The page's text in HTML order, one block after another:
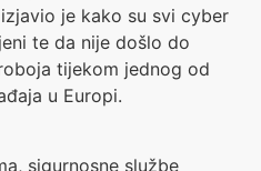
je kako su svi cyber
te da nije došlo do
tijekom jednog od
u Europi.
sigurnosne službe